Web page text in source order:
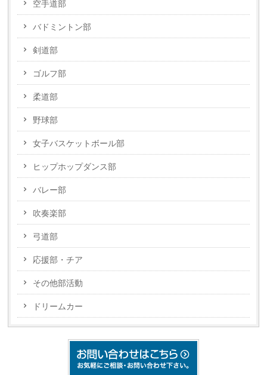
空手道部
バドミントン部
剣道部
ゴルフ部
柔道部
野球部
女子バスケットボール部
ヒップホップダンス部
バレー部
吹奏楽部
弓道部
応援部・チア
その他部活動
ドリームカー